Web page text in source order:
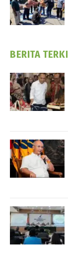
BERITA